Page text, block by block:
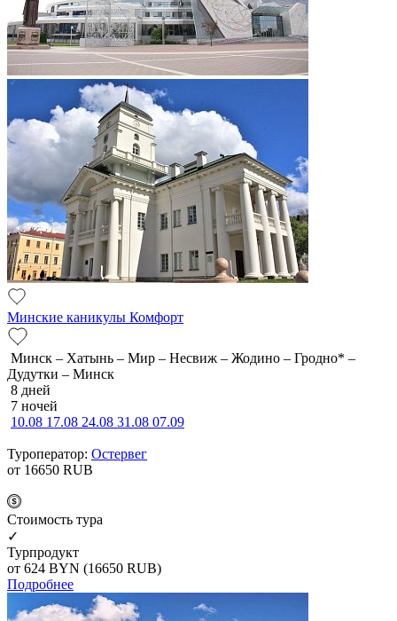
Минские каникулы Комфорт
Минск – Хатынь – Мир – Несвиж – Жодино – Гродно* –
Дудутки – Минск
8 дней
7 ночей
10.08 17.08 24.08 31.08 07.09
Туроператор: Остервег
от 16650 RUB
Cтоимость тура
✓
Турпродукт
от 624 BYN (16650 RUB)
Подробнее